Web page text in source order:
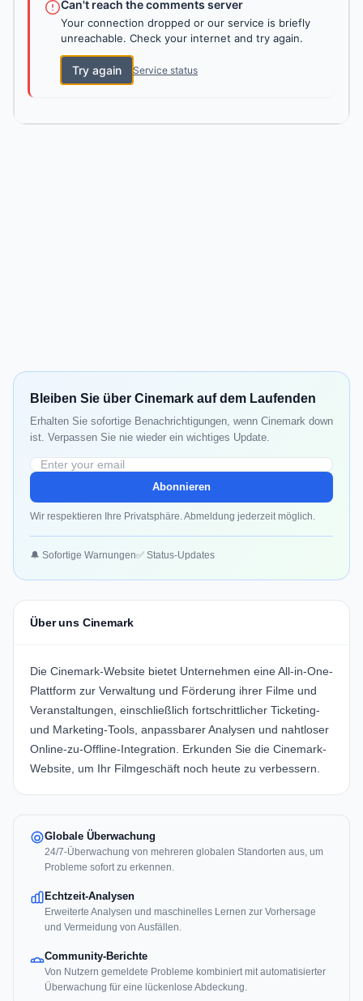
Can't reach the comments server
Your connection dropped or our service is briefly
unreachable. Check your internet and try again.
Try again Service status
Bleiben Sie über Cinemark auf dem Laufenden
Erhalten Sie sofortige Benachrichtigungen, wenn Cinemark down
ist. Verpassen Sie nie wieder ein wichtiges Update.
Abonnieren
Wir respektieren Ihre Privatsphäre. Abmeldung jederzeit möglich.
🔔 Sofortige Warnungen✅ Status-Updates
Über uns Cinemark
Die Cinemark-Website bietet Unternehmen eine All-in-One-
Plattform zur Verwaltung und Förderung ihrer Filme und
Veranstaltungen, einschließlich fortschrittlicher Ticketing-
und Marketing-Tools, anpassbarer Analysen und nahtloser
Online-zu-Offline-Integration. Erkunden Sie die Cinemark-
Website, um Ihr Filmgeschäft noch heute zu verbessern.
Globale Überwachung
24/7-Überwachung von mehreren globalen Standorten aus, um
Probleme sofort zu erkennen.
Echtzeit-Analysen
Erweiterte Analysen und maschinelles Lernen zur Vorhersage
und Vermeidung von Ausfällen.
Community-Berichte
Von Nutzern gemeldete Probleme kombiniert mit automatisierter
Überwachung für eine lückenlose Abdeckung.